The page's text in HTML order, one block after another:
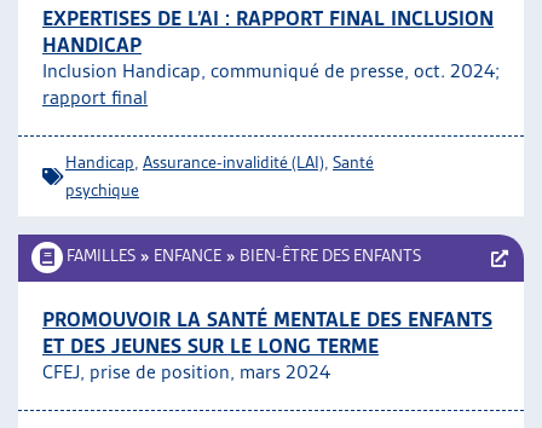
EXPERTISES DE L’AI : RAPPORT FINAL INCLUSION
HANDICAP
Inclusion Handicap, communiqué de presse, oct. 2024;
rapport final
Handicap Assurance-invalidité (LAI) Santé
psychique
FAMILLES » ENFANCE » BIEN-ÊTRE DES ENFANTS
PROMOUVOIR LA SANTÉ MENTALE DES ENFANTS
ET DES JEUNES SUR LE LONG TERME
CFEJ, prise de position, mars 2024